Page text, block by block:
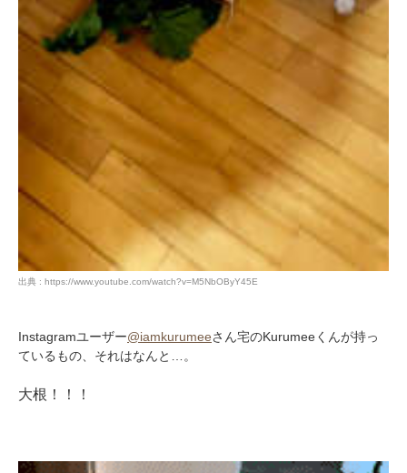
出典 : https://www.youtube.com/watch?v=M5NbOByY45E
Instagramユーザー@iamkurumeeさん宅のKurumeeくんが持っ
ているもの、それはなんと…。
大根！！！